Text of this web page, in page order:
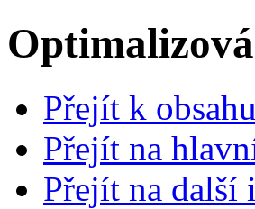
Přejít k obsahu
Přejít na
Přejít na další